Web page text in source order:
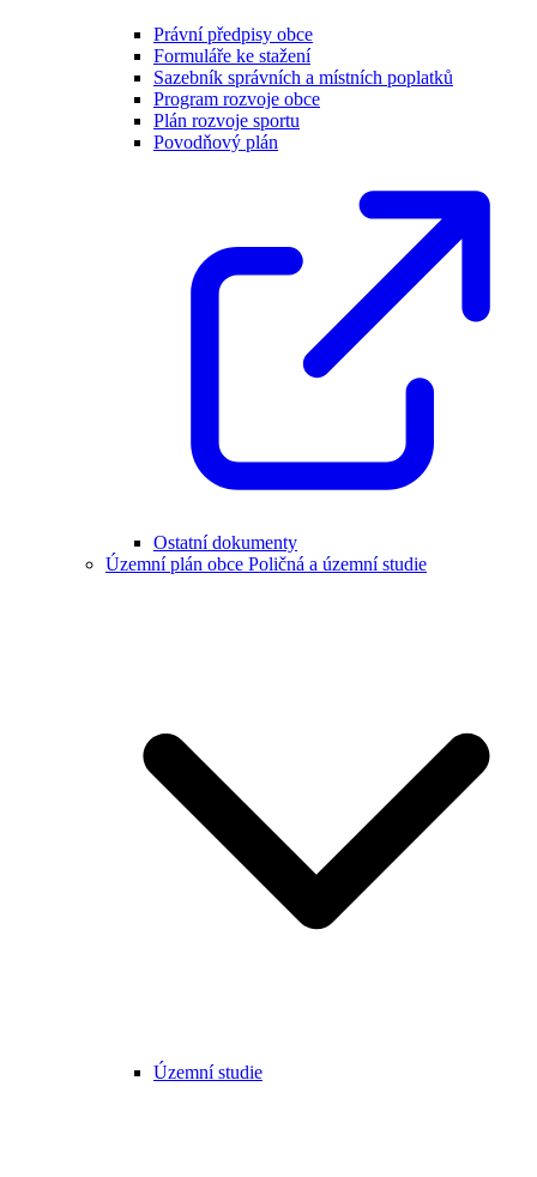
Právní předpisy obce
Formuláře ke stažení
Sazebník správních a místních poplatků
Program rozvoje obce
Plán rozvoje sportu
Povodňový plán
Ostatní dokumenty
Územní plán obce Poličná a územní studie
Územní studie